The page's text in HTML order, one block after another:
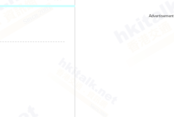
Advertisement